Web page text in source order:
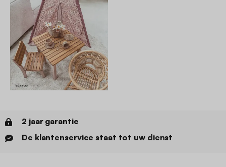
2 jaar garantie
De klantenservice staat tot uw dienst